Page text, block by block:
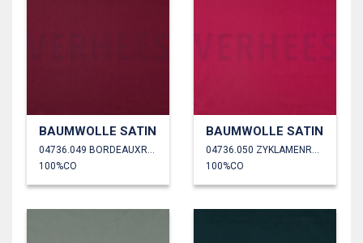
BAUMWOLLE SATIN
100%CO
BAUMWOLLE SATIN
100%CO